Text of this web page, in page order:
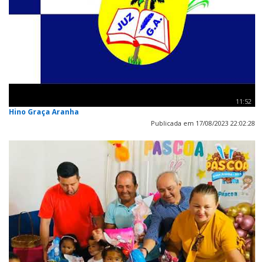
11:52
Hino Graça Aranha
Publicada em 17/08/2023 22:02:28